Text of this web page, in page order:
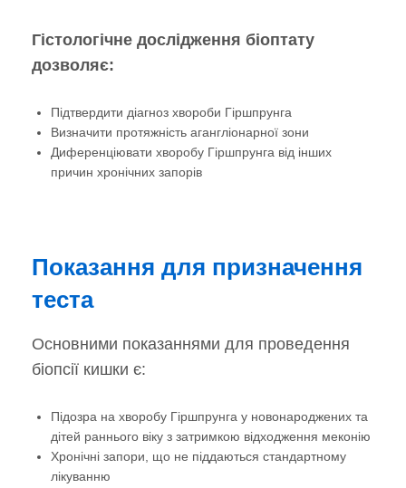
Гістологічне дослідження біоптату
дозволяє:
Підтвердити діагноз хвороби Гіршпрунга
Визначити протяжність агангліонарної зони
Диференціювати хворобу Гіршпрунга від інших
причин хронічних запорів
Показання для призначення
теста
Основними показаннями для проведення
біопсії кишки є:
Підозра на хворобу Гіршпрунга у новонароджених та
дітей раннього віку з затримкою відходження меконію
Хронічні запори, що не піддаються стандартному
лікуванню